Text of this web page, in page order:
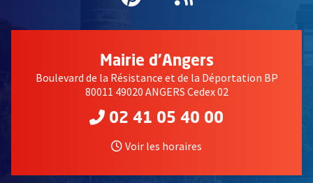
Mairie d'Angers
Boulevard de la Résistance et de la Déportation BP
80011 49020 ANGERS Cedex 02
02 41 05 40 00
Voir les horaires